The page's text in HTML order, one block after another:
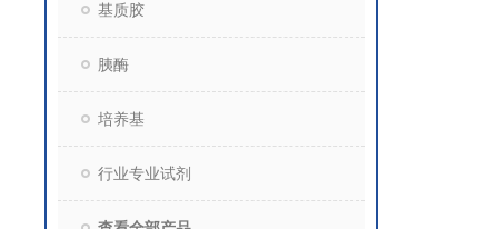
基质胶
胰酶
培养基
行业专业试剂